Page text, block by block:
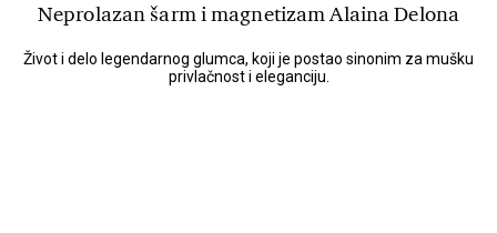
Neprolazan šarm i magnetizam Alaina Delona
Život i delo legendarnog glumca, koji je postao sinonim za mušku
privlačnost i eleganciju.